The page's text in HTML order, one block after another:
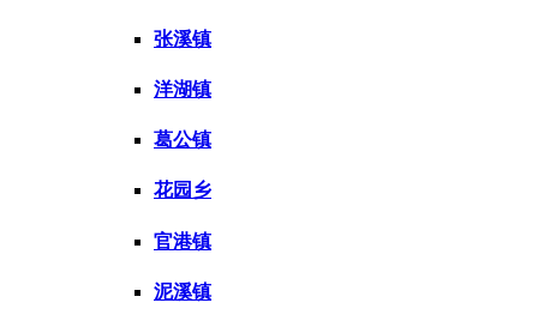
张溪镇
洋湖镇
葛公镇
花园乡
官港镇
泥溪镇